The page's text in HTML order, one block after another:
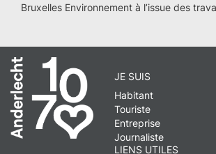
Bruxelles Environnement à l’issue des
JE SUIS
Habitant
Touriste
Entreprise
Journaliste
LIENS UTILES